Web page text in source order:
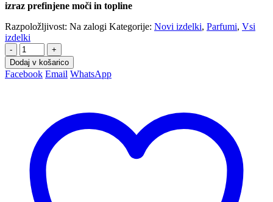
izraz prefinjene moči in topline
Razpoložljivost: Na zalogi Kategorije: Novi izdelki, Parfumi, Vsi
izdelki
-
+
Dodaj v košarico
Facebook Email WhatsApp